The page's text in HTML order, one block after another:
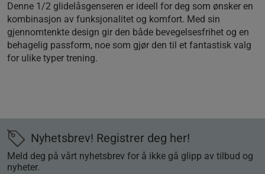
Denne 1/2 glidelåsgenseren er ideell for deg som ønsker en
kombinasjon av funksjonalitet og komfort. Med sin
gjennomtenkte design gir den både bevegelsesfrihet og en
behagelig passform, noe som gjør den til et fantastisk valg
for ulike typer trening.
Nyhetsbrev! Registrer deg her!
Meld deg på vårt nyhetsbrev for å ikke gå glipp av tilbud og
nyheter.